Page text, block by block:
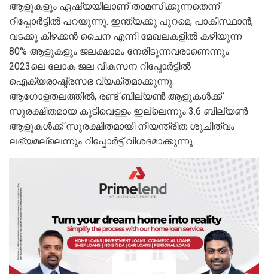
ആളുകളും ഏഷ്യയിലാണ് താമസിക്കുന്നതെന്ന്
റിപ്പോർട്ടിൽ പറയുന്നു. ഇന്ത്യക്കു പുറമെ, പാകിസ്ഥാൻ,
വടക്കു കിഴക്കൻ ചൈന എന്നി മേഖലകളിൽ കഴിയുന്ന
80% ആളുകളും ജലക്ഷാമം നേരിടുന്നവരാണെന്നും
2023ലെ ലോക ജല വികസന റിപ്പോർട്ടിൽ
ഐക്യരാഷ്ട്രസഭ വ്യക്തമാക്കുന്നു.
ആഗോളതലത്തിൽ, രണ്ട് ബില്യൺ ആളുകൾക്ക്
സുരക്ഷിതമായ കുടിവെള്ളം ഇല്ലെന്നും 3.6 ബില്യൺ
ആളുകൾക്ക് സുരക്ഷിതമായി നിയന്ത്രിത ശുചിത്വം
ലഭ്യമല്ലെന്നും റിപ്പോർട്ട് വിശദമാക്കുന്നു.